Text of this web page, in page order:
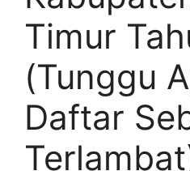
Timur
(Tunggu
Daftar